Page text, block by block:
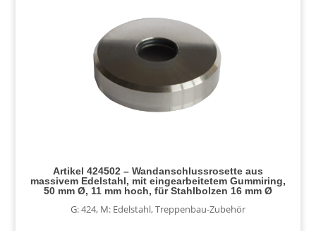
Artikel 424502 – Wandanschlussrosette aus
massivem Edelstahl, mit eingearbeitetem Gummiring,
50 mm Ø, 11 mm hoch, für Stahlbolzen 16 mm Ø
G: 424, M: Edelstahl,Treppenbau-Zubehör